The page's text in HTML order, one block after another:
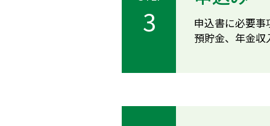
3
申込書に必要事
預貯金、年金